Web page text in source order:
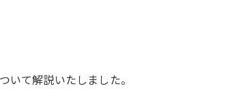
いて解説いたしました。